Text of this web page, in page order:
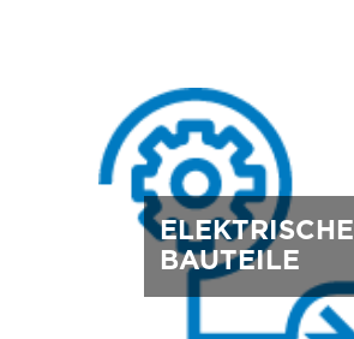
ELEKTRISCHE
BAUTEILE